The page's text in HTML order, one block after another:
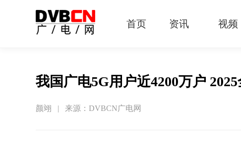
首页 资讯 视频
我国广电5G用户近4200万户
颜翊 | 来源：DVBCN广电网